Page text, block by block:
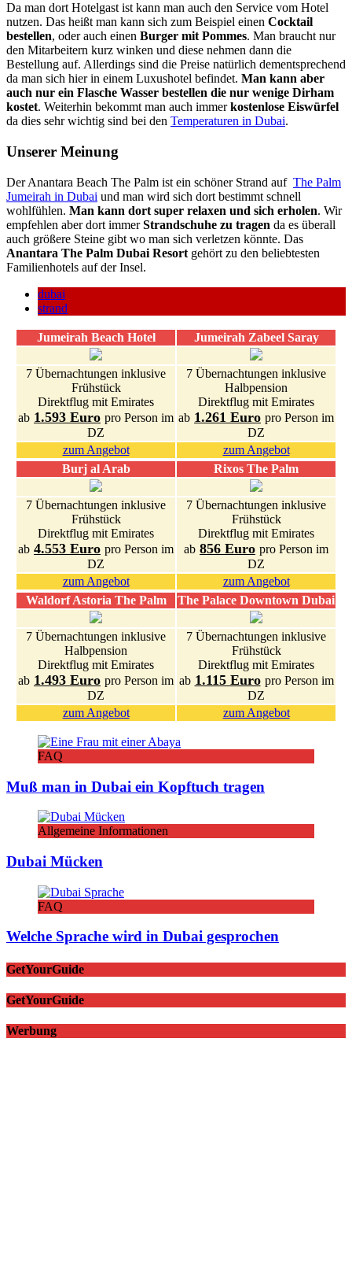
Da man dort Hotelgast ist kann man auch den Service vom Hotel
nutzen. Das heißt man kann sich zum Beispiel einen Cocktail
bestellen, oder auch einen Burger mit Pommes. Man braucht nur
den Mitarbeitern kurz winken und diese nehmen dann die
Bestellung auf. Allerdings sind die Preise natürlich dementsprechend
da man sich hier in einem Luxushotel befindet. Man kann aber
auch nur ein Flasche Wasser bestellen die nur wenige Dirham
kostet. Weiterhin bekommt man auch immerkostenlose Eiswürfel
da dies sehr wichtig sind bei den Temperaturen in Dubai.
Unserer Meinung
Der Anantara Beach The Palm ist ein schöner Strand auf The Palm
Jumeirah in Dubai und man wird sich dort bestimmt schnell
wohlfühlen. Man kann dort super relaxen und sich erholen. Wir
empfehlen aber dort immerStrandschuhe zu tragen da es überall
auch größere Steine gibt wo man sich verletzen könnte. Das
Anantara The Palm Dubai Resort gehört zu den beliebtesten
Familienhotels auf der Insel.
dubai
strand
Jumeirah Beach Hotel Jumeirah Zabeel Saray
7 Übernachtungen inklusive
Frühstück
Direktflug mit Emirates
ab 1.593 Euro pro Person im
DZ
7 Übernachtungen inklusive
Halbpension
Direktflug mit Emirates
ab 1.261 Euro pro Person im
DZ
zum Angebot
zum Angebot
Burj al Arab
Rixos The Palm
7 Übernachtungen inklusive
Frühstück
Direktflug mit Emirates
ab 4.553 Euro pro Person im
DZ
7 Übernachtungen inklusive
Frühstück
Direktflug mit Emirates
ab 856 Euro pro Person im
DZ
zum Angebot
zum Angebot
Waldorf Astoria The Palm
The Palace Downtown Dubai
7 Übernachtungen inklusive
Halbpension
Direktflug mit Emirates
ab 1.493 Euro pro Person im
DZ
7 Übernachtungen inklusive
Frühstück
Direktflug mit Emirates
ab 1.115 Euro pro Person im
DZ
zum Angebot
zum Angebot
FAQ
Muß man in Dubai ein Kopftuch tragen
Allgemeine Informationen
Dubai Mücken
FAQ
Welche Sprache wird in Dubai gesprochen
GetYourGuide
GetYourGuide
Werbung